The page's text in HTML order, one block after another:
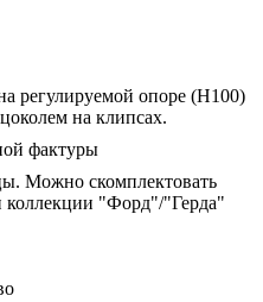
регулируемой опоре (H100)
на клипсах.
фактуры
Можно скомплектовать
коллекции "Форд"/"Герда"